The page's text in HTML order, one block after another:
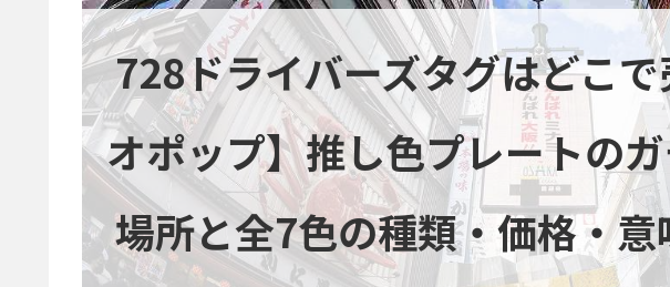
728ドライバーズタグはどこ
オポップ】推し色プレートの
場所と全7色の種類・価格・意